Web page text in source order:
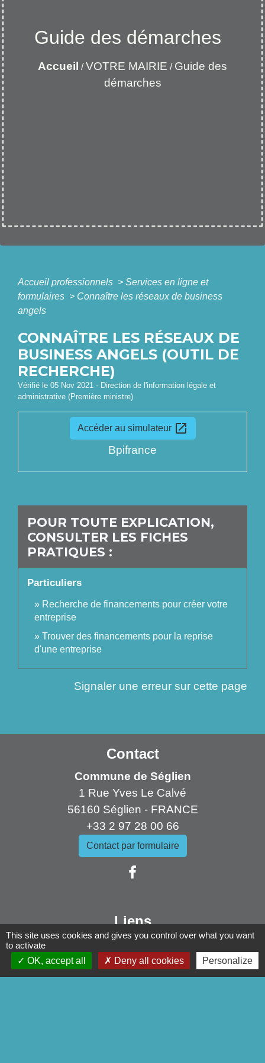
Guide des démarches
Accueil /VOTRE MAIRIE / Guide des
démarches
Accueil professionnels > Services en ligne et
formulaires > Connaître les réseaux de business
angels
CONNAÎTRE LES RÉSEAUX DE
BUSINESS ANGELS (OUTIL DE
RECHERCHE)
Vérifié le 05 Nov 2021 - Direction de l'information légale et
administrative (Première ministre)
Accéder au simulateur open_in_new
Bpifrance
POUR TOUTE EXPLICATION,
CONSULTER LES FICHES
PRATIQUES :
Particuliers
Recherche de financements pour créer votre
entreprise
Trouver des financements pour la reprise
d'une entreprise
Signaler une erreur sur cette page
Contact
Commune de Séglien
1 Rue Yves Le Calvé
56160 Séglien - FRANCE
+33 2 97 28 00 66
Contact par formulaire
Liens
Pontivy Communauté
Conseil départemental
Région Bretagne
This site uses cookies and gives you control over what you want
to activate
OK, accept all
Deny all cookies Personalize